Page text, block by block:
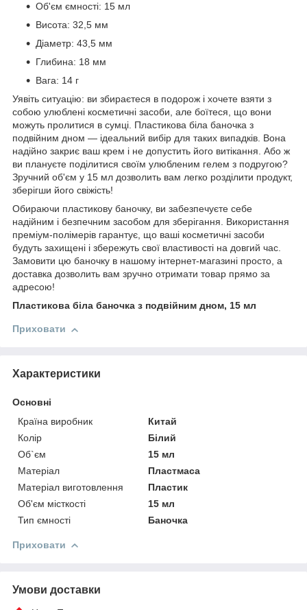
Об'єм ємності: 15 мл
Висота: 32,5 мм
Діаметр: 43,5 мм
Глибина: 18 мм
Вага: 14 г
Уявіть ситуацію: ви збираєтеся в подорож і хочете взяти з
собою улюблені косметичні засоби, але боїтеся, що вони
можуть пролитися в сумці. Пластикова біла баночка з
подвійним дном — ідеальний вибір для таких випадків. Вона
надійно закриє ваш крем і не допустить його витікання. Або ж
ви плануєте поділитися своїм улюбленим гелем з подругою?
Зручний об'єм у 15 мл дозволить вам легко розділити продукт,
зберігши його свіжість!
Обираючи пластикову баночку, ви забезпечуєте себе
надійним і безпечним засобом для зберігання. Використання
преміум-полімерів гарантує, що ваші косметичні засоби
будуть захищені і збережуть свої властивості на довгий час.
Замовити цю баночку в нашому інтернет-магазині просто, а
доставка дозволить вам зручно отримати товар прямо за
адресою!
Пластикова біла баночка з подвійним дном, 15 мл
Приховати
Характеристики
Основні
Країна виробник
Китай
Колір
Білий
Об`єм
15 мл
Матеріал
Пластмаса
Матеріал виготовлення
Пластик
Об'єм місткості
15 мл
Тип ємності
Баночка
Приховати
Умови доставки